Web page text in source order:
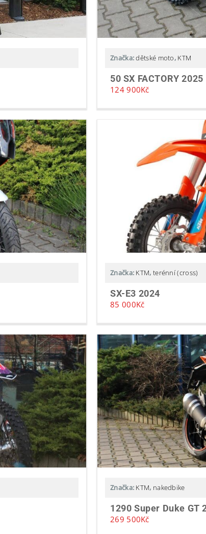
Značka:dětské moto, KTM
50 SX FACTORY 2025
124 900Kč
Značka: KTM, terénní (cross)
SX-E3 2024
85 000Kč
Značka: KTM, nakedbike
1290 Super Duke GT
269 500Kč